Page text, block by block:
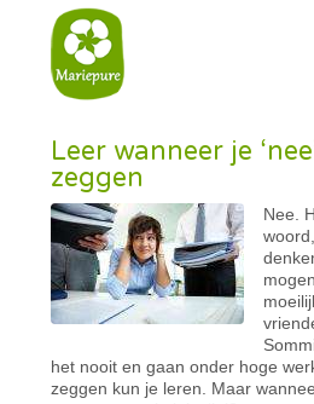
Leer wanneer je
zeggen
Nee.
het nooit en gaan onder hoge
zeggen kun je leren. Maar